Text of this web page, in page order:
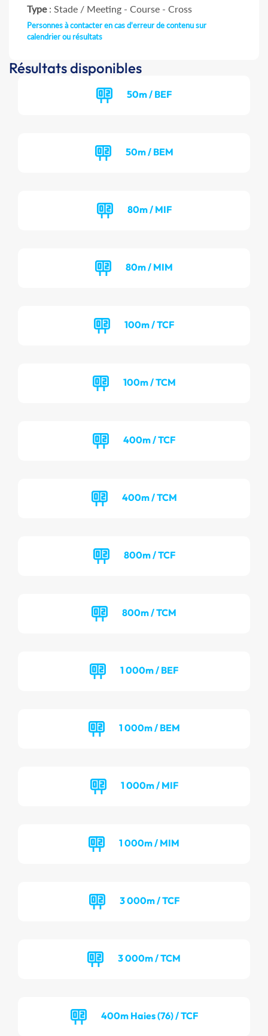
Type: Stade / Meeting - Course - Cross
Personnes à contacter en cas d'erreur de contenu sur
calendrier ou résultats
Résultats disponibles
50m / BEF
50m / BEM
80m / MIF
80m / MIM
100m / TCF
100m / TCM
400m / TCF
400m / TCM
800m / TCF
800m / TCM
1 000m / BEF
1 000m / BEM
1 000m / MIF
1 000m / MIM
3 000m / TCF
3 000m / TCM
400m Haies (76) / TCF